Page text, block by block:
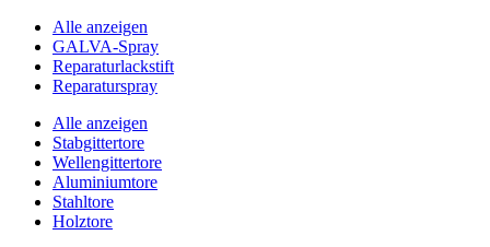
Alle anzeigen
GALVA-Spray
Reparaturlackstift
Reparaturspray
Alle anzeigen
Stabgittertore
Wellengittertore
Aluminiumtore
Stahltore
Holztore